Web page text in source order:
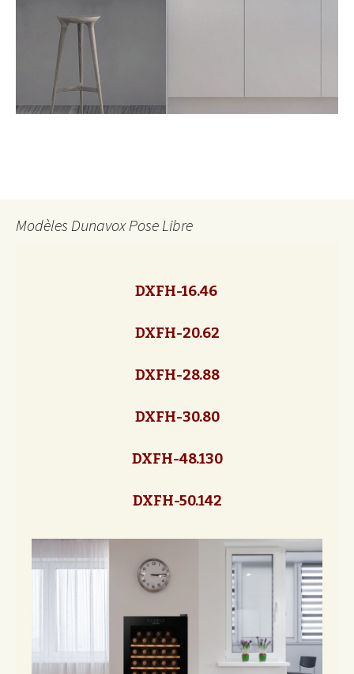
Modèles Dunavox Pose Libre
DXFH-16.46
DXFH-20.62
DXFH-28.88
DXFH-30.80
DXFH-48.130
DXFH-50.142